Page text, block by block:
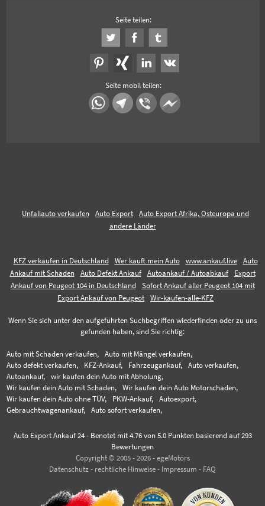
Seite teilen:
Seite mobil teilen:
Unfallauto verkaufen Auto Export
Auto Export Afrika, Osteuropa und
andere Länder
KFZ verkaufen in Deutschland Wer kauft mein Auto www.ankauf.live
Auto
Ankauf mit Schaden
Auto Defekt Ankauf Autoankauf / Autoabkauf
Export
Ankauf von Peugeot 104 in Deutschland
Sofort Ankauf aller Peugeot 104 mit
Export Ankauf von Peugeot
Wir-kaufen-alle-KFZ
Wenn Sie sich unter den aufgeführten Suchbegriffen wiederfinden oder zu uns
gefunden haben, sind Sie richtig:
Auto mit Schaden verkaufen,
Auto mit Mängel verkaufen,
Auto defekt verkaufen,
KFZ-Ankauf, Fahrzeugankauf,
Auto verkaufen,
Autoankauf,
wir kaufen dein Auto mit Abholung,
Wir kaufen dein Auto mit Schaden,
Wir kaufen dein Auto Motorschaden,
Wir kaufen dein Auto ohne TÜV,
PKW-Ankauf,
Autoexport,
Gebrauchtwagenankauf,
Auto sofort verkaufen,
Auto Export Ankauf 24- Benotet mit 4.76von 5.0 Punkten basierend auf 293
Bewertungen
Copyright © 2005 - 2026 - egeMotors
Datenschutz - rechtliche Hinweise - Impressum - FAQ